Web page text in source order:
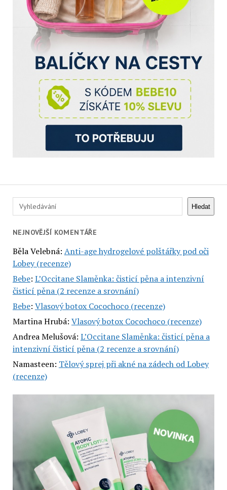
Hledat Hledat
NEJNOVĚJŠÍ KOMENTÁŘE
Běla Velebná: Anti-age hydrogelové polštářky pod oči
Lobey (recenze)
Bebe: L’Occitane Slaměnka: čisticí pěna a intenzivní
čisticí pěna (2 recenze a srovnání)
Bebe: Vlasový botox Cocochoco (recenze)
Martina Hrubá: Vlasový botox Cocochoco (recenze)
Andrea Melušová: L’Occitane Slaměnka: čisticí pěna a
intenzivní čisticí pěna (2 recenze a srovnání)
Namasteen: Tělový sprej při akné na zádech od Lobey
(recenze)